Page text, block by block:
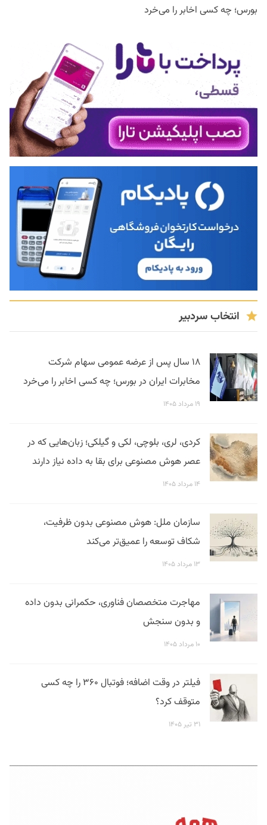
بورس؛ چه کسی اخابر را می‌خرد
انتخاب سردبیر
۱۸ سال پس از عرضه عمومی سهام شرکت
مخابرات ایران در بورس؛ چه کسی اخابر را می‌خرد
۱۹ مرداد ۱۴۰۵
کردی، لری، بلوچی، لکی و گیلکی؛ زبان‌هایی که در
عصر هوش مصنوعی برای بقا به داده نیاز دارند
۱۴ مرداد ۱۴۰۵
سازمان ملل: هوش مصنوعی بدون ظرفیت،
شکاف توسعه را عمیق‌تر می‌کند
۱۳ مرداد ۱۴۰۵
مهاجرت متخصصان فناوری، حکمرانی بدون داده
و بدون سنجش
۱۰ مرداد ۱۴۰۵
فیلتر در وقت اضافه؛ فوتبال ۳۶۰ را چه کسی
متوقف کرد؟
۳۱ تیر ۱۴۰۵